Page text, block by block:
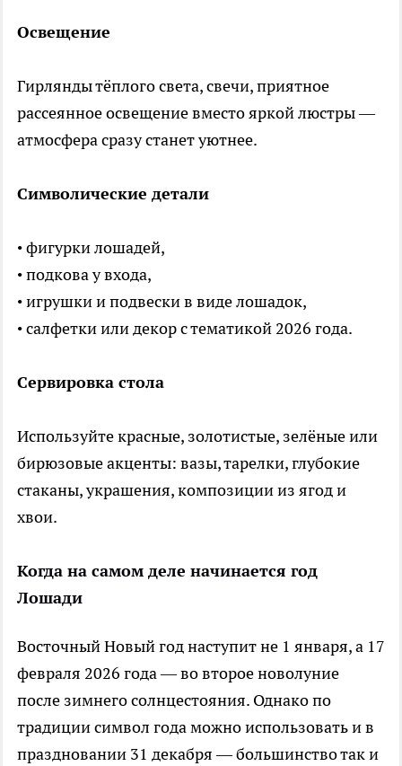
Освещение
Гирлянды тёплого света, свечи, приятное
рассеянное освещение вместо яркой люстры —
атмосфера сразу станет уютнее.
Символические детали
• фигурки лошадей,
• подкова у входа,
• игрушки и подвески в виде лошадок,
• салфетки или декор с тематикой 2026 года.
Сервировка стола
Используйте красные, золотистые, зелёные или
бирюзовые акценты: вазы, тарелки, глубокие
стаканы, украшения, композиции из ягод и
хвои.
Когда на самом деле начинается год
Лошади
Восточный Новый год наступит не 1 января, а 17
февраля 2026 года — во второе новолуние
после зимнего солнцестояния. Однако по
традиции символ года можно использовать и в
праздновании 31 декабря — большинство так и